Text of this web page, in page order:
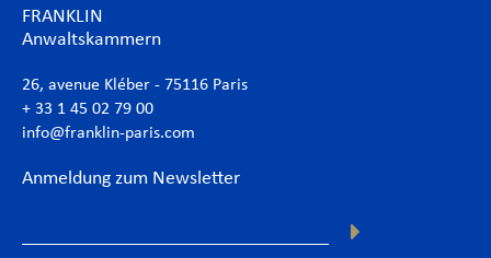
FRANKLIN
Anwaltskammern
26, avenue Kléber - 75116 Paris
+ 33 1 45 02 79 00
info@franklin-paris.com
Anmeldung zum Newsletter